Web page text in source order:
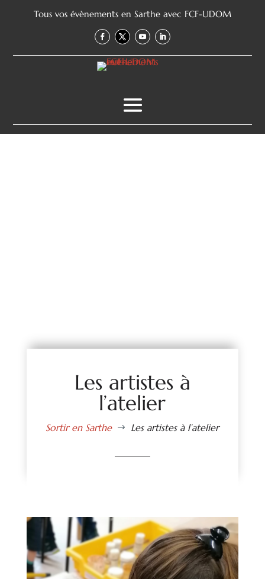
Tous vos évènements en Sarthe avec FCF-UDOM
Les artistes à
l’atelier
Sortir en Sarthe $ Les artistes à l’atelier